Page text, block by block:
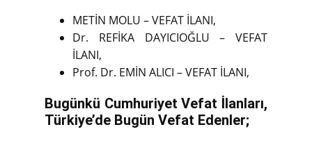
METİN MOLU – VEFAT İLANI,
Dr. REFİKA DAYICIOĞLU – VEFAT
İLANI,
Prof. Dr. EMİN ALICI – VEFAT İLANI,
Bugünkü Cumhuriyet Vefat İlanları,
Türkiye’de Bugün Vefat Edenler;